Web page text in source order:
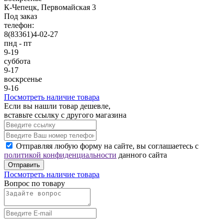
К-Чепецк, Первомайская 3
Под заказ
телефон:
8(83361)4-02-27
пнд - пт
9-19
суббота
9-17
воскрсенье
9-16
Посмотреть наличие товара
Если вы нашли товар дешевле,
вставьте ссылку с другого магазина
Отправляя любую форму на сайте, вы соглашаетесь с
политикой конфиденциальности данного сайта
Отправить
Посмотреть наличие товара
Вопрос по товару